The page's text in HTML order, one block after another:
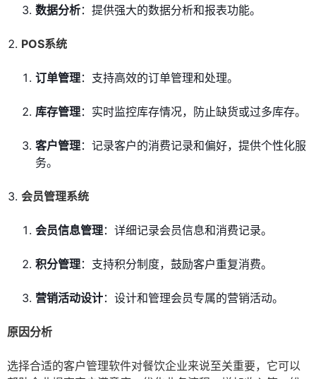
数据分析：提供强大的数据分析和报表功能。
POS系统
订单管理：支持高效的订单管理和处理。
库存管理：实时监控库存情况，防止缺货或过多库存。
客户管理：记录客户的消费记录和偏好，提供个性化服
务。
会员管理系统
会员信息管理：详细记录会员信息和消费记录。
积分管理：支持积分制度，鼓励客户重复消费。
营销活动设计：设计和管理会员专属的营销活动。
原因分析
选择合适的客户管理软件对餐饮企业来说至关重要，它可以